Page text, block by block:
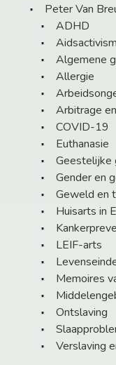
Peter Van
ADHD
Algemene
Allergie
Arbitrage
COVID-19
Euthanasie
Geestelijke
Gender en
Geweld en
Huisarts in
LEIF-arts
Memoires
Ontslaving
Verslaving